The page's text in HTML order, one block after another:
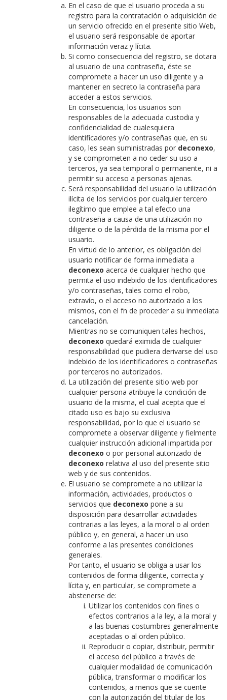
En el caso de que el usuario proceda a su
registro para la contratación o adquisición de
un servicio ofrecido en el presente sitio Web,
el usuario será responsable de aportar
información veraz y lícita.
Si como consecuencia del registro, se dotara
al usuario de una contraseña, éste se
compromete a hacer un uso diligente y a
mantener en secreto la contraseña para
acceder a estos servicios.
En consecuencia, los usuarios son
responsables de la adecuada custodia y
confidencialidad de cualesquiera
identificadores y/o contraseñas que, en su
caso, les sean suministradas por deconexo,
y se comprometen a no ceder su uso a
terceros, ya sea temporal o permanente, ni a
permitir su acceso a personas ajenas.
Será responsabilidad del usuario la utilización
ilícita de los servicios por cualquier tercero
ilegítimo que emplee a tal efecto una
contraseña a causa de una utilización no
diligente o de la pérdida de la misma por el
usuario.
En virtud de lo anterior, es obligación del
usuario notificar de forma inmediata a
deconexo acerca de cualquier hecho que
permita el uso indebido de los identificadores
y/o contraseñas, tales como el robo,
extravío, o el acceso no autorizado a los
mismos, con el fn de proceder a su inmediata
cancelación.
Mientras no se comuniquen tales hechos,
deconexo quedará eximida de cualquier
responsabilidad que pudiera derivarse del uso
indebido de los identificadores o contraseñas
por terceros no autorizados.
La utilización del presente sitio web por
cualquier persona atribuye la condición de
usuario de la misma, el cual acepta que el
citado uso es bajo su exclusiva
responsabilidad, por lo que el usuario se
compromete a observar diligente y fielmente
cualquier instrucción adicional impartida por
deconexo o por personal autorizado de
deconexo relativa al uso del presente sitio
web y de sus contenidos.
El usuario se compromete a no utilizar la
información, actividades, productos o
servicios que deconexo pone a su
disposición para desarrollar actividades
contrarias a las leyes, a la moral o al orden
público y, en general, a hacer un uso
conforme a las presentes condiciones
generales.
Por tanto, el usuario se obliga a usar los
contenidos de forma diligente, correcta y
lícita y, en particular, se compromete a
abstenerse de:
Utilizar los contenidos con fines o
efectos contrarios a la ley, a la moral y
a las buenas costumbres generalmente
aceptadas o al orden público.
Reproducir o copiar, distribuir, permitir
el acceso del público a través de
cualquier modalidad de comunicación
pública, transformar o modificar los
contenidos, a menos que se cuente
con la autorización del titular de los